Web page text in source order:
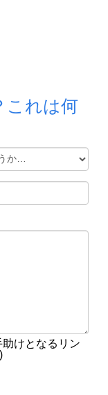
これは何
けとなるリン